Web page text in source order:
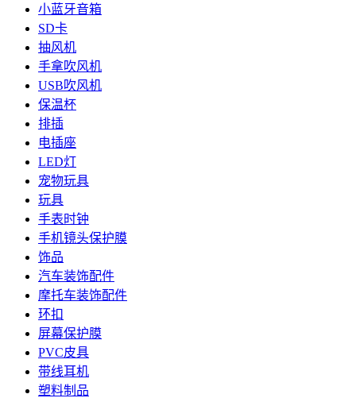
小蓝牙音箱
SD卡
抽风机
手拿吹风机
USB吹风机
保温杯
排插
电插座
LED灯
宠物玩具
玩具
手表时钟
手机镜头保护膜
饰品
汽车装饰配件
摩托车装饰配件
环扣
屏幕保护膜
PVC皮具
带线耳机
塑料制品